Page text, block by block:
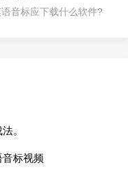
音标应下载什么软件?
。
标视频